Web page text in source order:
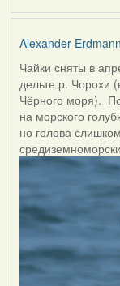
Alexander Erdmann
Чайки сняты в
дельте р. Чорохи
Чёрного моря).
на морского
но голова